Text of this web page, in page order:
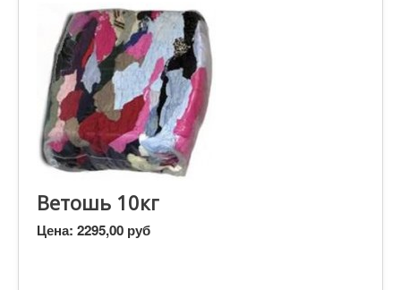
Ветошь 10кг
Цена: 2295,00 руб